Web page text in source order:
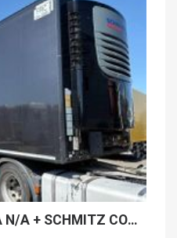
Schmitz Cargobull N/A N/A + SCHMITZ COOLER + ATP + 3x saf + 7279 hours + pallet box + new model